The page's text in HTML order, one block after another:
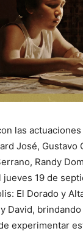
las
José, Gustavo
Randy
19 de
El Dorado y
David,
experimentar